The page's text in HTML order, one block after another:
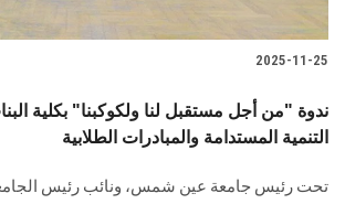
2025-11-25
ندوة "من أجل مستقبل لنا ولكوكبنا" بكلية
التنمية المستدامة والمبادرات الطلابية
تحت رئيس جامعة عين شمس، ونائب رئيس